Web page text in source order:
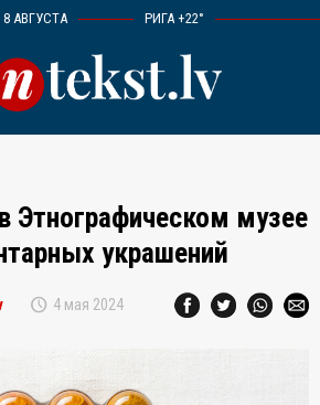
АВГУСТА РИГА +22°
Этнографическом музее
украшений
schedule 4 мая 2024